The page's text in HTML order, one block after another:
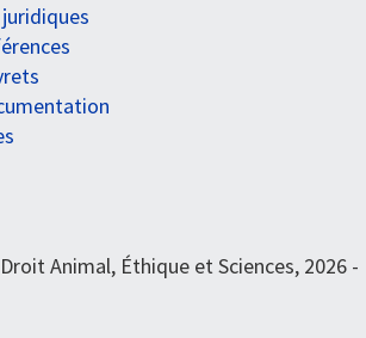
Animal, Éthique et Sciences, 2026 -